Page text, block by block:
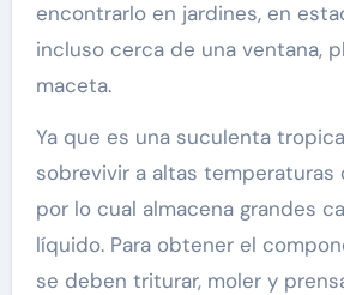
encontrarlo en jardines, en
incluso cerca de una ventana,
maceta.
Ya que es una suculenta
sobrevivir a altas temperaturas
por lo cual almacena grandes
líquido. Para obtener el
se deben triturar, moler y